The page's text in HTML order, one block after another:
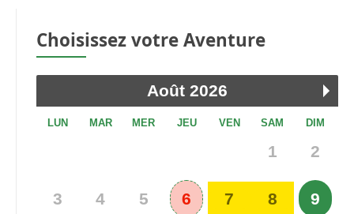
Choisissez votre Aventure